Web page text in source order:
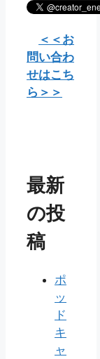
＜＜お
問い合わ
せはこち
ら＞＞
最新
の投
稿
ポ
ッ
ド
キ
ャ